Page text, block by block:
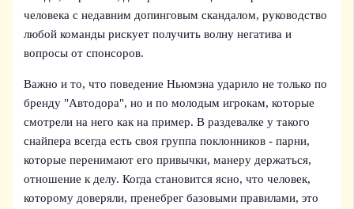
человека с недавним допинговым скандалом, руководство
любой команды рискует получить волну негатива и
вопросы от спонсоров.
Важно и то, что поведение Ньюмэна ударило не только по
бренду "Автодора", но и по молодым игрокам, которые
смотрели на него как на пример. В раздевалке у такого
снайпера всегда есть своя группа поклонников - парни,
которые перенимают его привычки, манеру держаться,
отношение к делу. Когда становится ясно, что человек,
которому доверяли, пренебрег базовыми правилами, это